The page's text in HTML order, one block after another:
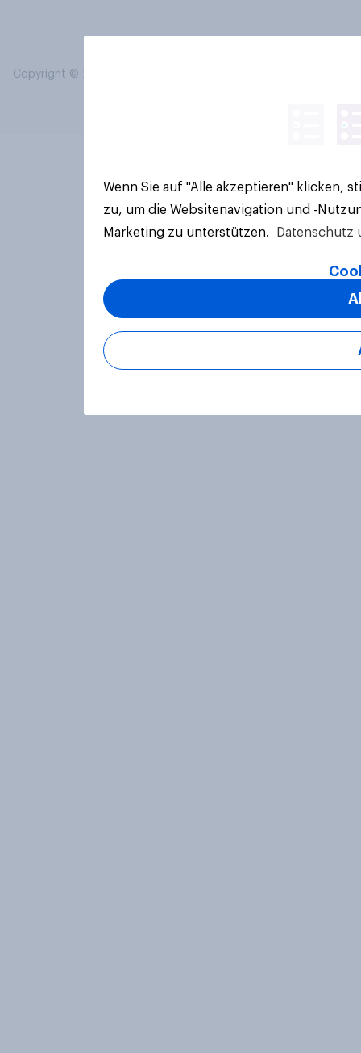
Copyright © 2026 YouGov PLC. Alle Rechte vorbehalten.
Wenn Sie auf "Alle akzeptieren" klicken,
zu, um die Websitenavigation und -
Marketing zu unterstützen.
Datenschutz